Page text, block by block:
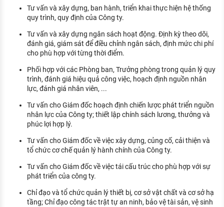
Xu hướng việc làm
NHÂN SỰ
TUYỂN DỤNG VIỆC LÀM
Tư vấn và xây dựng, ban hành, triển khai thực hiện hệ thống
quy trình, quy định của Công ty.
Tư vấn và xây dựng ngân sách hoạt động. Định kỳ theo dõi,
đánh giá, giám sát để điều chỉnh ngân sách, định mức chi phí
cho phù hợp với từng thời điểm.
Phối hợp với các Phòng ban, Trưởng phòng trong quản lý quy
trình, đánh giá hiệu quả công việc, hoạch định nguồn nhân
lực, đánh giá nhân viên, ...
Tư vấn cho Giám đốc hoạch định chiến lược phát triển nguồn
nhân lực của Công ty; thiết lập chính sách lương, thưởng và
phúc lợi hợp lý.
Tư vấn cho Giám đốc về việc xây dựng, củng cố, cải thiện và
tổ chức cơ chế quản lý hành chính của Công ty.
Tư vấn cho Giám đốc về việc tái cấu trúc cho phù hợp với sự
phát triển của công ty.
Chỉ đạo và tổ chức quản lý thiết bị, cơ sở vật chất và cơ sở hạ
tầng; Chỉ đạo công tác trật tự an ninh, bảo vệ tài sản, vệ sinh